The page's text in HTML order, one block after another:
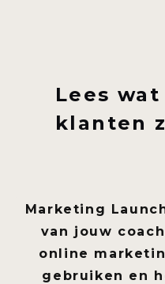
Lees wat
klanten
Marketing
van jouw
online
gebruiken en